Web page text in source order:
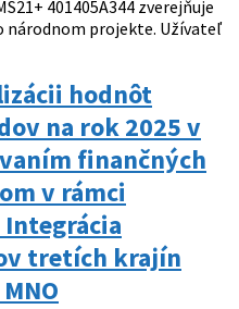
401405A344 zverejňuje
národnom projekte. Užívateľ
hodnôt
na rok 2025 v
finančných
v rámci
tretích krajín